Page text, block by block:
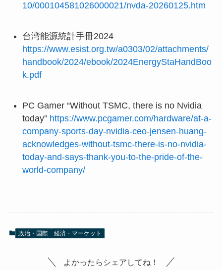
10/000104581026000021/nvda-20260125.htm
台湾能源統計手冊2024
https://www.esist.org.tw/a0303/02/attachments/
handbook/2024/ebook/2024EnergyStaHandBoo
k.pdf
PC Gamer “Without TSMC, there is no Nvidia
today” https://www.pcgamer.com/hardware/at-a-
company-sports-day-nvidia-ceo-jensen-huang-
acknowledges-without-tsmc-there-is-no-nvidia-
today-and-says-thank-you-to-the-pride-of-the-
world-company/
政治・国際 経済・マーケット
よかったらシェアしてね！